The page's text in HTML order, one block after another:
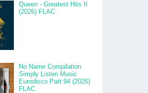
Queen - Greatest Hits II
(2026) FLAC
No Name Compilation
Simply Listen Music
Eurodisco Part 94 (2026)
FLAC